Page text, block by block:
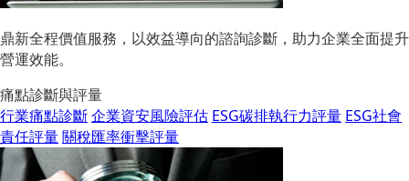
鼎新全程價值服務，以效益導向的諮詢診斷，助力企業全面提升
營運效能。
痛點診斷與評量
行業痛點診斷企業資安風險評估 ESG碳排執行力評量 ESG社會
責任評量關稅匯率衝擊評量